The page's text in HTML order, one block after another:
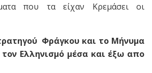
που τα είχαν Κρεμάσει οι
Φράγκου και το Μήνυμα
Ελληνισμό μέσα και έξω απο